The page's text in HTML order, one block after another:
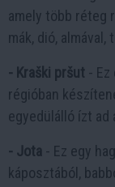
amely több réteg
mák, dió, almával,
- Kraški pršut - Ez
régióban
egyedülálló ízt ad
- Jota - Ez egy
káposztából,